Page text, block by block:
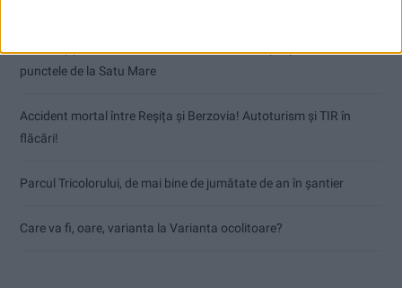
punctele de la Satu Mare
Accident mortal între Reșița și Berzovia! Autoturism și TIR în
flăcări!
Parcul Tricolorului, de mai bine de jumătate de an în șantier
Care va fi, oare, varianta la Varianta ocolitoare?